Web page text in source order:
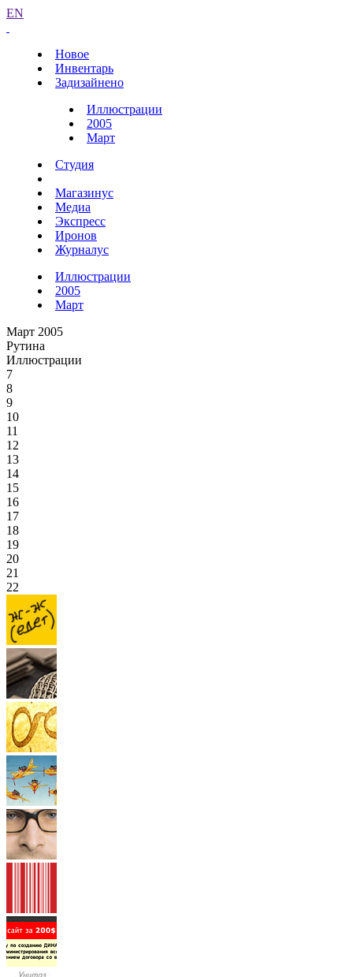
EN
Новое
Инвентарь
Задизайнено
Иллюстрации
2005
Март
Студия
Магазинус
Медиа
Экспресс
Иронов
Журналус
Иллюстрации
2005
Март
Март 2005
Рутина
Иллюстрации
7
8
9
10
11
12
13
14
15
16
17
18
19
20
21
22